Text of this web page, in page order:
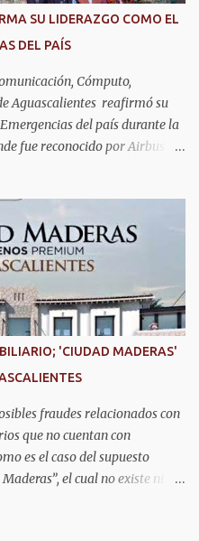
salud y a vivir esta etapa con
al servicio, las y los
de Servi...
SU LIDERAZGO COMO EL
DEL PAÍS
Cómputo,
Aguascalientes reafirmó su
del país durante la
fue reconocido por Airbus
Este encuentro
e internacionales y
para intercambiar
más avanzadas en la
Álvarez, señaló que este
operativa, la
y los modelos
que distinguen al C5i de
un referente nacional en
"Bajo el liderazgo de la
'CIUDAD MADERAS'
fraudes relacionados con
que no cuentan con
es el caso del supuesto
el cual no existe ni